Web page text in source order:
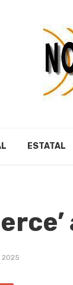
ESTATAL
2025